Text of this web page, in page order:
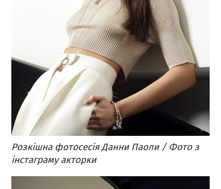
Розкішна фотосесія Данни Паоли / Фото з
інстаграму акторки